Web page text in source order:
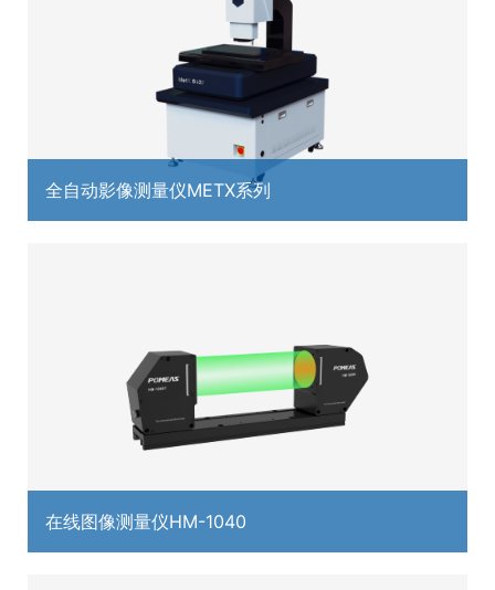
全自动影像测量仪METX系列
在线图像测量仪HM-1040